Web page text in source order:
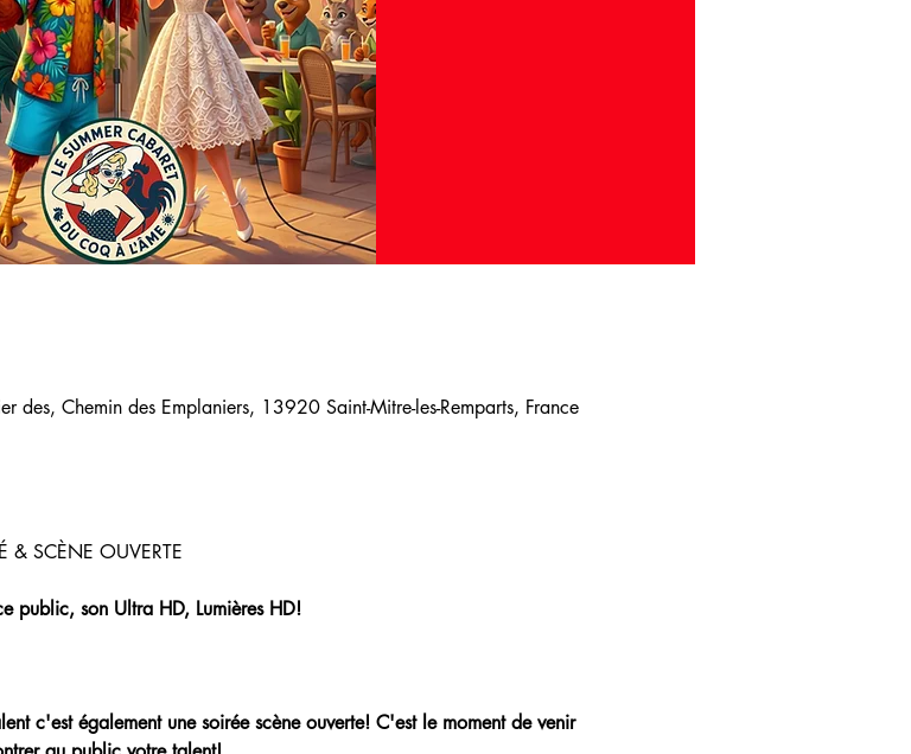
des, Chemin des Emplaniers, 13920 Saint-Mitre-les-Remparts, France
& SCÈNE OUVERTE
public, son Ultra HD, Lumières HD!
c'est également une soirée scène ouverte! C'est le moment de venir